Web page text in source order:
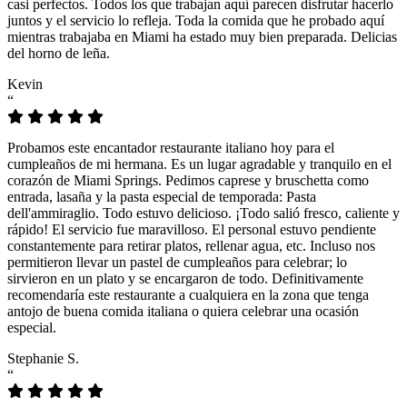
casi perfectos. Todos los que trabajan aquí parecen disfrutar hacerlo
juntos y el servicio lo refleja. Toda la comida que he probado aquí
mientras trabajaba en Miami ha estado muy bien preparada. Delicias
del horno de leña.
Kevin
“
Probamos este encantador restaurante italiano hoy para el
cumpleaños de mi hermana. Es un lugar agradable y tranquilo en el
corazón de Miami Springs. Pedimos caprese y bruschetta como
entrada, lasaña y la pasta especial de temporada: Pasta
dell'ammiraglio. Todo estuvo delicioso. ¡Todo salió fresco, caliente y
rápido! El servicio fue maravilloso. El personal estuvo pendiente
constantemente para retirar platos, rellenar agua, etc. Incluso nos
permitieron llevar un pastel de cumpleaños para celebrar; lo
sirvieron en un plato y se encargaron de todo. Definitivamente
recomendaría este restaurante a cualquiera en la zona que tenga
antojo de buena comida italiana o quiera celebrar una ocasión
especial.
Stephanie S.
“